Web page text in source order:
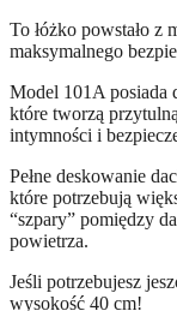
To łóżko powstało z
maksymalnego
Model 101A posiada
które tworzą
intymności i
Pełne deskowanie
które potrzebują
“szpary” pomiędzy
powietrza.
Jeśli potrzebujesz
wysokość 40 cm!